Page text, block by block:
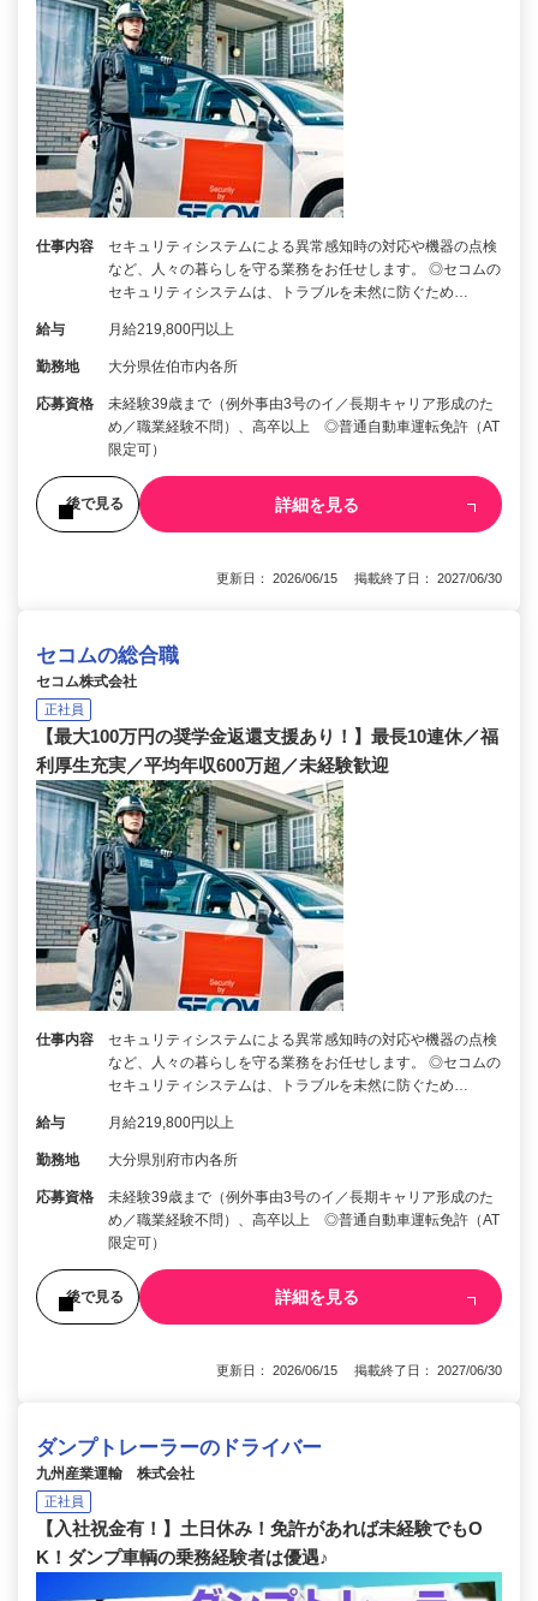
仕事内容
セキュリティシステムによる異常感知時の対応や機器の点検
など、人々の暮らしを守る業務をお任せします。 ◎セコムの
セキュリティシステムは、トラブルを未然に防ぐため…
給与 月給219,800円以上
勤務地 大分県佐伯市内各所
応募資格
未経験39歳まで（例外事由3号のイ／長期キャリア形成のた
め／職業経験不問）、高卒以上 ◎普通自動車運転免許（AT
限定可）
後で見る 詳細を見る
更新日： 2026/06/15 掲載終了日： 2027/06/30
セコムの総合職
セコム株式会社
正社員
【最大100万円の奨学金返還支援あり！】最長10連休／福
利厚生充実／平均年収600万超／未経験歓迎
仕事内容
セキュリティシステムによる異常感知時の対応や機器の点検
など、人々の暮らしを守る業務をお任せします。 ◎セコムの
セキュリティシステムは、トラブルを未然に防ぐため…
給与 月給219,800円以上
勤務地 大分県別府市内各所
応募資格
未経験39歳まで（例外事由3号のイ／長期キャリア形成のた
め／職業経験不問）、高卒以上 ◎普通自動車運転免許（AT
限定可）
後で見る 詳細を見る
更新日： 2026/06/15 掲載終了日： 2027/06/30
ダンプトレーラーのドライバー
九州産業運輸 株式会社
正社員
【入社祝金有！】土日休み！免許があれば未経験でもO
K！ダンプ車輌の乗務経験者は優遇♪